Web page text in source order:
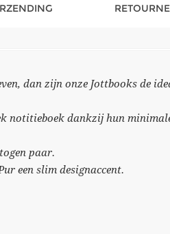
dan zijn onze Jottbooks de
notitieboek dankzij hun
paar.
een slim designaccent.